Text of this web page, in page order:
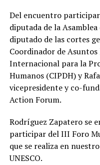
Del encuentro
diputada de la
diputado de las cortes
Coordinador de
Internacional para la
Humanos (CIPDH) y
vicepresidente y co-
Action Forum.
Rodríguez Zapatero se
participar del III Foro
que se realiza en
UNESCO.